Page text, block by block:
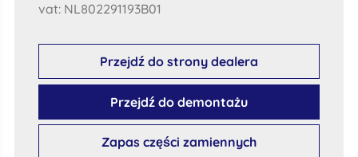
vat: NL802291193B01
Przejdź do strony dealera
Przejdź do demontażu
Zapas części zamiennych